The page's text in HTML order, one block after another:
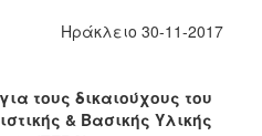
Ηράκλειο 30-11-2017
τους δικαιούχους του
& Βασικής Υλικής